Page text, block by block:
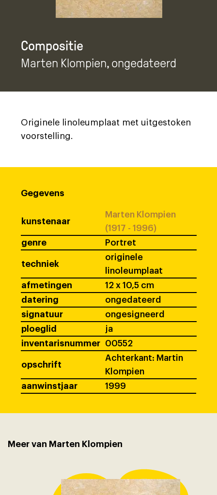
Compositie
Marten Klompien, ongedateerd
Originele linoleumplaat met uitgestoken
voorstelling.
Gegevens
kunstenaar
Marten Klompien
(1917 - 1996)
genre
Portret
techniek
originele
linoleumplaat
afmetingen
12 x 10,5 cm
datering
ongedateerd
signatuur
ongesigneerd
ploeglid
ja
inventarisnummer
00552
opschrift
Achterkant: Martin
Klompien
aanwinstjaar
1999
Meer van Marten Klompien